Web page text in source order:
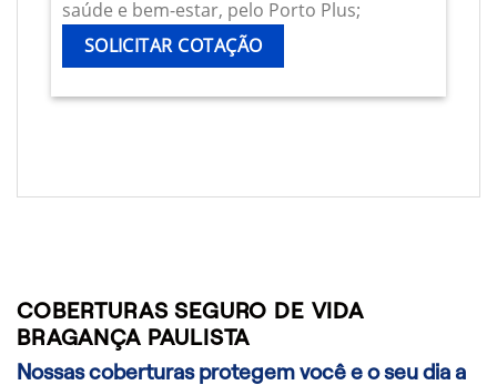
saúde e bem-estar, pelo Porto Plus;
SOLICITAR COTAÇÃO
COBERTURAS SEGURO DE VIDA
BRAGANÇA PAULISTA
Nossas coberturas protegem você e o seu dia a